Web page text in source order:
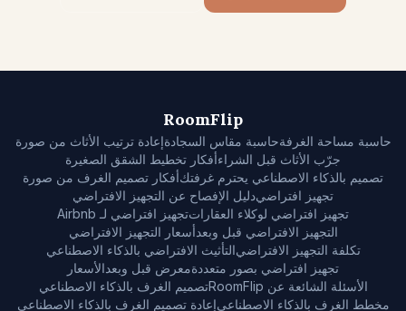
RoomFlip
حاسبة مساحة الغرفةحاسبة مقاس السجادةإعادة ترتيب الأثاث من صورة
جرّب الأثاث قبل الشراءأفكار تخطيط الشقق الصغيرة
تصميم بالذكاء الاصطناعي يحترم غرفتكأفكار تصميم الغرف من صورة
تجهيز افتراضيدليل الإفصاح عن التجهيز الافتراضي
تجهيز افتراضي لوكلاء العقاراتتجهيز افتراضي لـ Airbnb
التجهيز الافتراضي قبل وبعدأسعار التجهيز الافتراضي
تكلفة التجهيز الافتراضيالتأثيث الافتراضي بالذكاء الاصطناعي
تجهيز افتراضي بصور متعددةمعرض قبل وبعدالأسعار
الأسئلة الشائعة عن RoomFlip
تصميم الغرف بالذكاء الاصطناعي
مخطط الغرف بالذكاء الاصطناعيإعادة تصميم الغرف بالذكاء الاصطناعي